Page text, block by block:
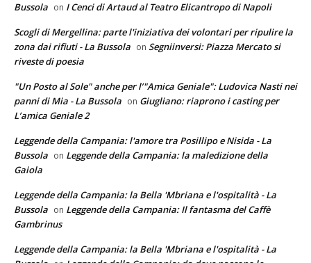
Bussola on I Cenci di Artaud al Teatro Elicantropo di Napoli
Scogli di Mergellina: parte l'iniziativa dei volontari per ripulire la
zona dai rifiuti - La Bussola on Segniinversi: Piazza Mercato si
riveste di poesia
"Un Posto al Sole" anche per l’"Amica Geniale": Ludovica Nasti nei
panni di Mia - La Bussola on Giugliano: riaprono i casting per
L’amica Geniale 2
Leggende della Campania: l'amore tra Posillipo e Nisida - La
Bussola on Leggende della Campania: la maledizione della
Gaiola
Leggende della Campania: la Bella 'Mbriana e l'ospitalità - La
Bussola on Leggende della Campania: Il fantasma del Caffè
Gambrinus
Leggende della Campania: la Bella 'Mbriana e l'ospitalità - La